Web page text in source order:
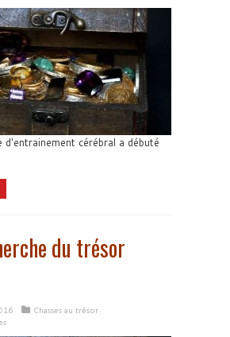
d'entrainement cérébral a débuté
du trésor
Chasses au trésor